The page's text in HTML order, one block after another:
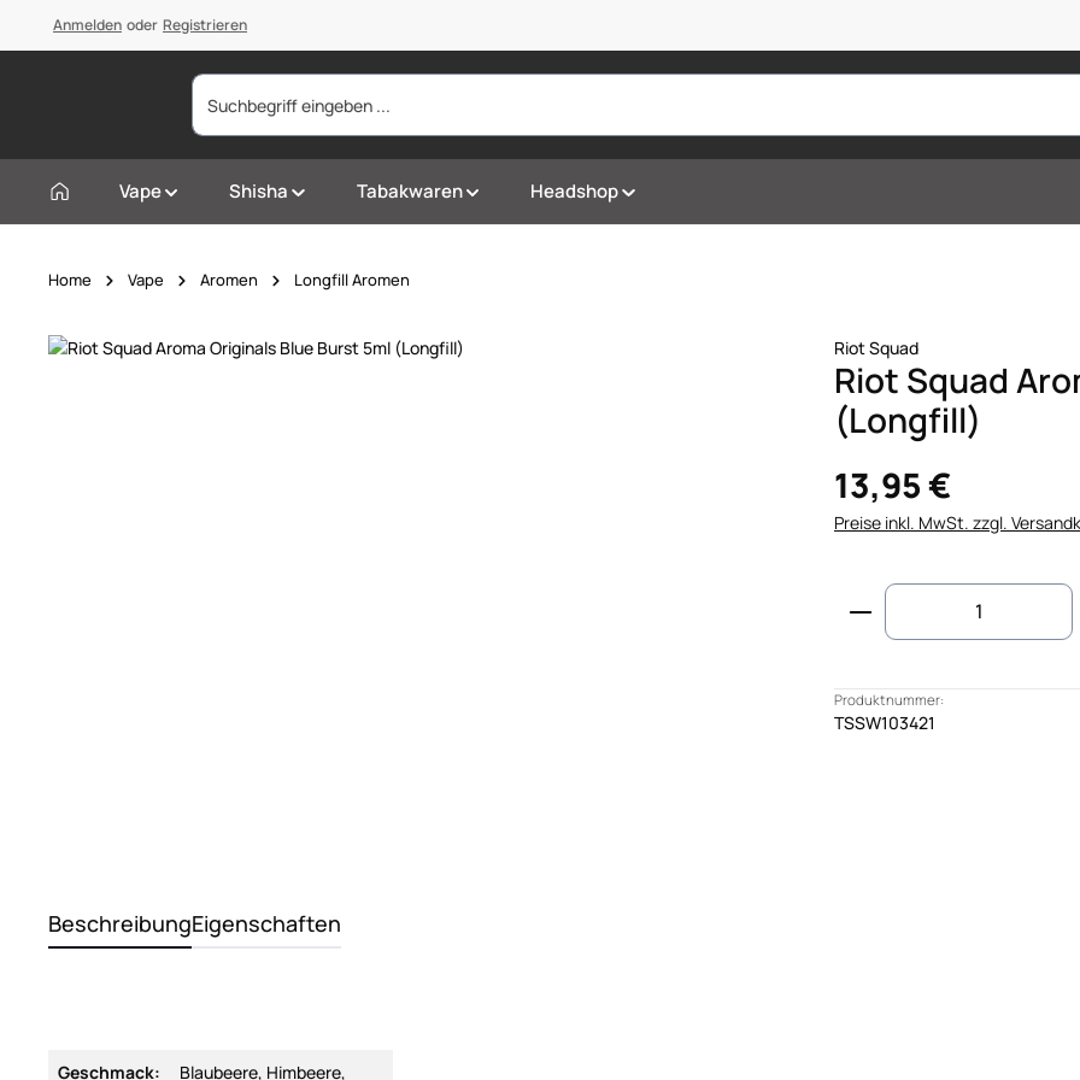
Zur Hauptnavigation springen
Anmelden oder Registrieren
Vape Shisha Tabakwaren Headshop
Home Vape Aromen Longfill Aromen
Bildergalerie überspringen Riot Squad
Riot Squad
(Longfill)
13,95 €
Preise inkl. MwSt. zzgl.
Produkt Anzahl:
Produktnummer:
TSSW103421
BeschreibungEigenschaften
Geschmack:
Blaubeere, Himbeere,